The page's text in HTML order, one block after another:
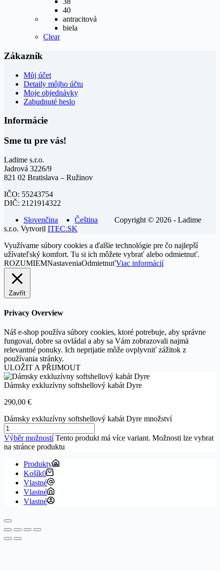
40
antracitová
biela
Clear
Zákazník
Můj účet
Detaily môjho účtu
Moje objednávky
Zabudnuté heslo
Informácie
Sme tu pre vás!
Ladime s.r.o.
Jadrová 3226/9
821 02 Bratislava – Ružinov
IČO: 55243754
DIČ: 2121914322
Slovenčina
Čeština
Copyright © 2026 - Ladime
s.r.o. Vytvoril ITEC.SK
Využívame súbory cookies a ďalšie technológie pre čo najlepší
užívateľský komfort. Tu si ich môžete vybrať alebo odmietnuť.
ROZUMIEMNastaveniaOdmietnuťViac informácií
Zavřít
Privacy Overview
Náš e-shop používa súbory cookies, ktoré potrebuje, aby správne
fungoval, dobre sa ovládal a aby sa Vám zobrazovali najmä
relevantné ponuky. Ich neprijatie môže ovplyvniť zážitok z
používania stránky.
ULOŽIT A PŘIJMOUT
Dámsky exkluzívny softshellový kabát Dyre
290,00 €
Dámsky exkluzívny softshellový kabát Dyre množství
Výběr možností Tento produkt má více variant. Možnosti lze vybrat
na stránce produktu
Produkty
Košík0
Vlastné
Vlastné
Vlastné